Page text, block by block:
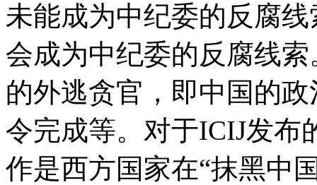
未能成为中纪委的反腐
会成为中纪委的反腐线
的外逃贪官，即中国的
令完成等。对于ICIJ发布
作是西方国家在“抹黑中